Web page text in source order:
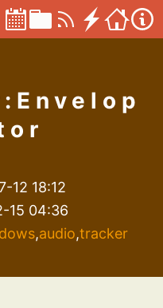
12 18:12
15 04:36
,audio,tracker